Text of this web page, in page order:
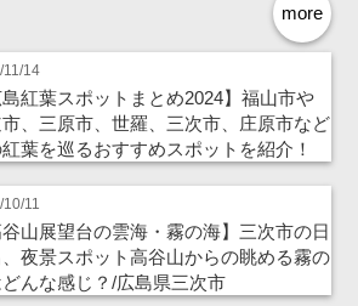
more
11/14
島紅葉スポットまとめ2024】福山市や
市、三原市、世羅、三次市、庄原市など
葉を巡るおすすめスポットを紹介！
11
谷山展望台の雲海・霧の海】三次市の日
夜景スポット高谷山からの眺める霧の
んな感じ？/広島県三次市